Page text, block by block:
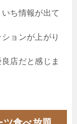
ち情報が出て
ョンが上がり
店だと感じま